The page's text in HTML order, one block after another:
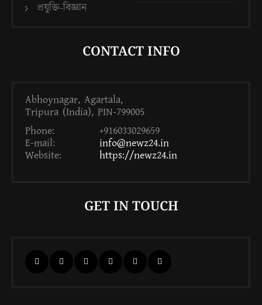
প্রযুক্তি-বিজ্ঞান
CONTACT INFO
Abhoynagar, Agartala,
Tripura (India), PIN-799005
Phone:
+916033029659
E-mail:
info@newz24.in
Website:
https://newz24.in
GET IN TOUCH